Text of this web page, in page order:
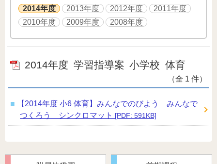
2014年度
2013年度 2012年度
2011年度
2010年度
2009年度 2008年度
2014年度 学習指導案 小学校 体育
（全 1 件）
【2014年度 小6 体育】みんなでのびよう みんなで
つくろう シンクロマット [PDF: 591KB]